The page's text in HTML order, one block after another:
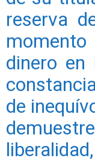
reserva
dinero en
de